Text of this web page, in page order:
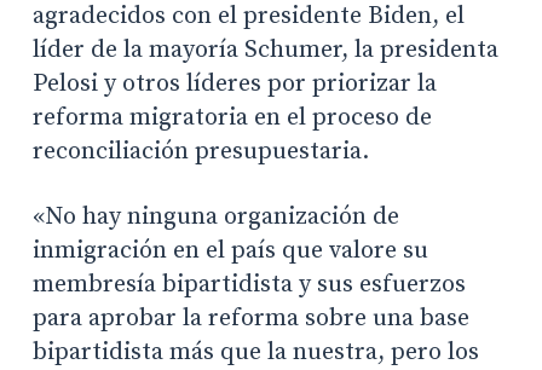
agradecidos con el presidente Biden, el
líder de la mayoría Schumer, la presidenta
Pelosi y otros líderes por priorizar la
reforma migratoria en el proceso de
reconciliación presupuestaria.
«No hay ninguna organización de
inmigración en el país que valore su
membresía bipartidista y sus esfuerzos
para aprobar la reforma sobre una base
bipartidista más que la nuestra, pero los